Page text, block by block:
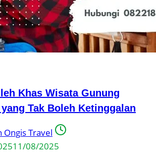
Khas Wisata Gunung
Tak Boleh Ketinggalan
Ongis Travel
11/08/2025